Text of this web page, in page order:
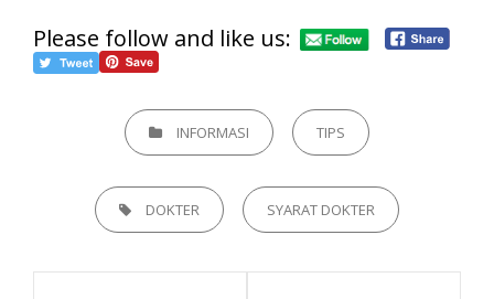
Please follow and like us:
CATEGORIESINFORMASI TIPS
TAGS, DOKTER SYARAT DOKTER